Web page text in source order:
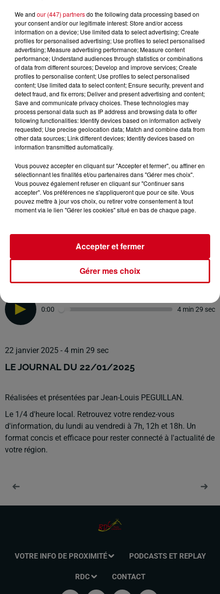
infos locales
RDC RADIO COUSERANS
Les Infos Locales
0:00 4 min 29 sec
22 janvier 2025 - 4 min 29 sec
LE JOURNAL DU 22/01/2025
Réalisées et présentées par Jean-Louis PEGUILLAN.
Le 1/4 d'heure local. Retrouvez votre rendez-vous
d'information, du lundi au vendredi à 7h, 12h et 18h. Un
format concis et efficace pour rester connecté à l'actualité de
votre région.
VOTRE INFO DE PROXIMITÉ PODCASTS ET REPLAY
RDC CONTACT
We and our (447) partnersdo the following data processing based on
your consent and/or our legitimate interest: Store and/or access
information on a device; Use limited data to select advertising; Create
profiles for personalised advertising; Use profiles to select personalised
advertising; Measure advertising performance; Measure content
performance; Understand audiences through statistics or combinations
of data from different sources; Develop and improve services; Create
profiles to personalise content; Use profiles to select personalised
content; Use limited data to select content; Ensure security, prevent and
detect fraud, and fix errors; Deliver and present advertising and content;
Save and communicate privacy choices. These technologies may
process personal data such as IP address and browsing data to offer
following functionalities: Identify devices based on information actively
requested; Use precise geolocation data; Match and combine data from
other data sources; Link different devices; Identify devices based on
information transmitted automatically.
Vous pouvez accepter en cliquant sur "Accepter et fermer", ou affiner en
sélectionnant les finalités et/ou partenaires dans "Gérer mes choix".
Vous pouvez également refuser en cliquant sur "Continuer sans
accepter". Vos préférences ne s'appliqueront que pour ce site. Vous
pouvez mettre à jour vos choix, ou retirer votre consentement à tout
moment via le lien "Gérer les cookies" situé en bas de chaque page.
Gérer mes choix
Accepter et fermer